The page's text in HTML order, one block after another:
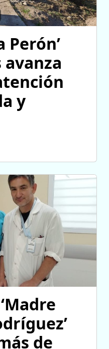
Perón’
avanza
y
de